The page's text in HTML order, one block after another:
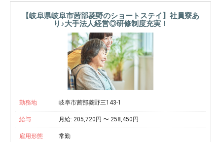
【岐阜県岐阜市茜部菱野のショートステイ】社員寮あ
り♪大手法人経営◎研修制度充実！
勤務地 岐阜市茜部菱野三143-1
給与 月給: 205,720円 〜 258,450円
雇用形態 常勤